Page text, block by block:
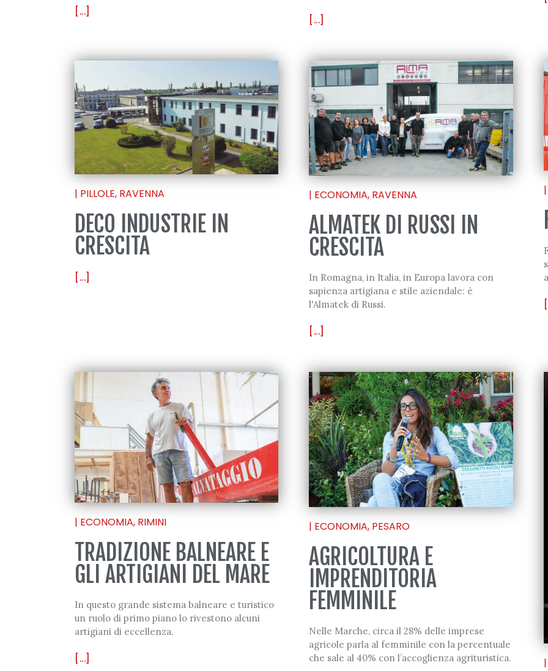
[...]
[...]
| PILLOLE, RAVENNA
DECO INDUSTRIE IN
CRESCITA
[...]
| ECONOMIA, RAVENNA
ALMATEK DI RUSSI IN
CRESCITA
In Romagna, in Italia, in Europa lavora con
sapienza artigiana e stile aziendale: è
l'Almatek di Russi.
[...]
|
| ECONOMIA, RIMINI
TRADIZIONE BALNEARE E
GLI ARTIGIANI DEL MARE
In questo grande sistema balneare e turistico
un ruolo di primo piano lo rivestono alcuni
artigiani di eccellenza.
[...]
| ECONOMIA, PESARO
AGRICOLTURA E
IMPRENDITORIA
FEMMINILE
Nelle Marche, circa il 28% delle imprese
agricole parla al femminile con la percentuale
che sale al 40% con l’accoglienza agrituristica.
|